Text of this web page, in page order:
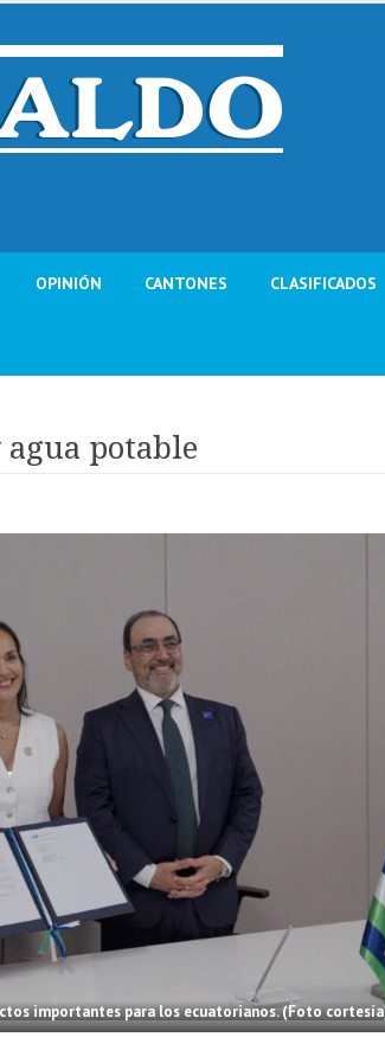
OPINIÓN CANTONES CLASIFICADOS
potable
importantes para los ecuatorianos. (Foto